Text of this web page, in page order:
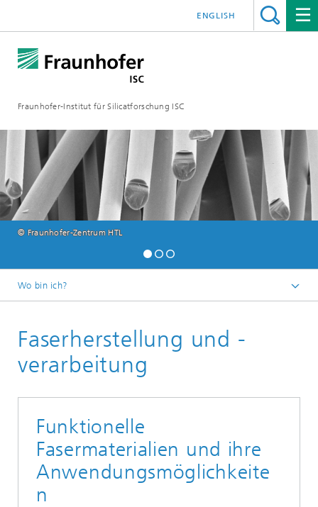
Fraunhofer-Institut für Silicatforschung ISC
ENGLISH
© Fraunhofer-Zentrum HTL
Wo bin ich?
Arbeitsgebiete
Verfahren
Faserherstellung und -
verarbeitung
Funktionelle
Fasermaterialien und ihre
Anwendungsmöglichkeite
n